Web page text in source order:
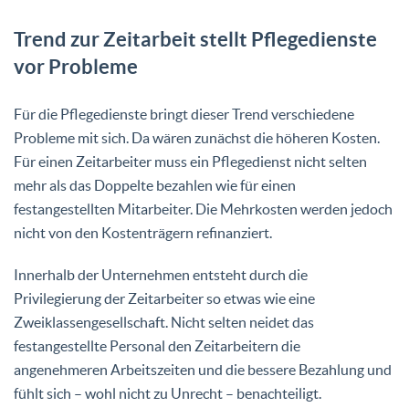
Trend zur Zeitarbeit stellt Pflegedienste
vor Probleme
Für die Pflegedienste bringt dieser Trend verschiedene
Probleme mit sich. Da wären zunächst die höheren Kosten.
Für einen Zeitarbeiter muss ein Pflegedienst nicht selten
mehr als das Doppelte bezahlen wie für einen
festangestellten Mitarbeiter. Die Mehrkosten werden jedoch
nicht von den Kostenträgern refinanziert.
Innerhalb der Unternehmen entsteht durch die
Privilegierung der Zeitarbeiter so etwas wie eine
Zweiklassengesellschaft. Nicht selten neidet das
festangestellte Personal den Zeitarbeitern die
angenehmeren Arbeitszeiten und die bessere Bezahlung und
fühlt sich – wohl nicht zu Unrecht – benachteiligt.